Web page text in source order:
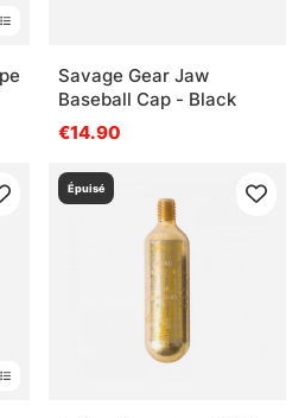
Savage Gear Jaw
Baseball Cap - Black
€14.90
Épuisé